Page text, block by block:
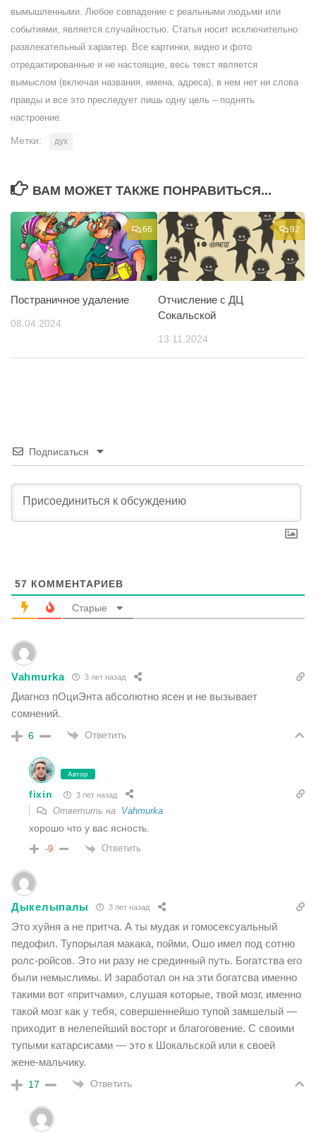
вымышленными. Любое совпадение с реальными людьми или
событиями, является случайностью. Статья носит исключительно
развлекательный характер. Все картинки, видео и фото
отредактированные и не настоящие, весь текст является
вымыслом (включая названия, имена, адреса), в нем нет ни слова
правды и все это преследует лишь одну цель – поднять
настроение.
Метки: дух
ВАМ МОЖЕТ ТАКЖЕ ПОНРАВИТЬСЯ...
66
Постраничное удаление
08.04.2024
92
Отчисление с ДЦ
Сокальской
13.11.2024
Подписаться
57 КОММЕНТАРИЕВ
Старые
Vahmurka 3 лет назад
Диагноз пОциЭнта абсолютно ясен и не вызывает
сомнений.
6 Ответить
Автор
fixin 3 лет назад
Ответить на Vahmurka
хорошо что у вас ясность.
-9 Ответить
Дыкелыпалы 3 лет назад
Это хуйня а не притча. А ты мудак и гомосексуальный
педофил. Тупорылая макака, пойми, Ошо имел под сотню
ролс-ройсов. Это ни разу не срединный путь. Богатства его
были немыслимы. И заработал он на эти богатсва именно
такими вот «притчами», слушая которые, твой мозг, именно
такой мозг как у тебя, совершеннейшо тупой замшелый —
приходит в нелепейший восторг и благоговение. С своими
тупыми катарсисами — это к Шокальской или к своей
жене-мальчику.
17 Ответить